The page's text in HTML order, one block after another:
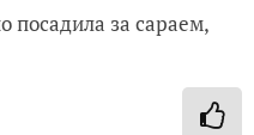
посадила за сараем,